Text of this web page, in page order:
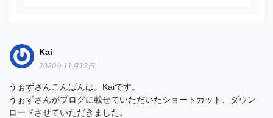
Kai
2020年11月13日
うぉずさんこんばんは。Kaiです。
うぉずさんがブログに載せていただいたショートカット、ダウン
ロードさせていただきました。